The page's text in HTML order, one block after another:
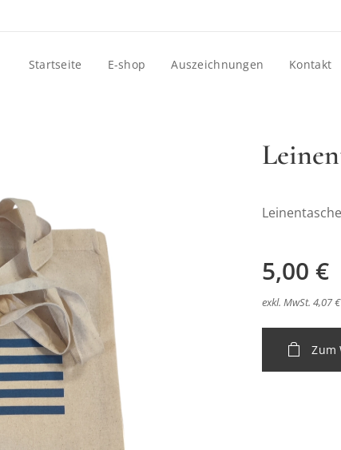
Startseite E-shop Auszeichnungen Kontakt
5,00 €
exkl. MwSt. 4,07 €
Zum